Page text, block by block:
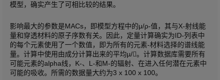
模型，确实产生了可相比较的结果。
影响最大的参数是MACs，即模型方程中的μ/ρ-值，其与X-射线能
量和穿透材料的原子序数有关。因此，定量计算确实为ID-列表中
的每个元素使用了一个数值，即为所有的元素-材料选择的谱线能
量。计算中使用由成分计算出来的平均µ/。计算数据库需要所有
可能元素的alpha线，K-、L-和M-的辐射、在进入任何潜在元素中
可能的吸收。所需的数据量大约为3 x 100 x 100。